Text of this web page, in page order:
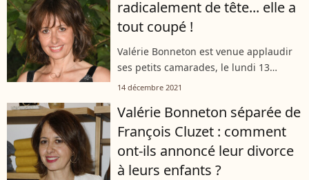
radicalement de tête... elle a
tout coupé !
Valérie Bonneton est venue applaudir
ses petits camarades, le lundi 13
décembre 2021, lors de l'avant-
enfants". La comédienne a dévoilé, au
passage,...
14 décembre 2021
Valérie Bonneton séparée de
François Cluzet : comment
ont-ils annoncé leur divorce
à leurs enfants ?